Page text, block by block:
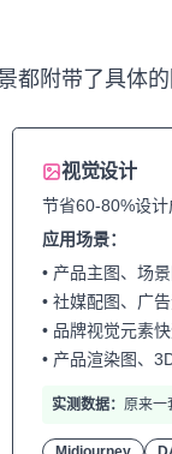
附带了具体的
视觉设计
节省60-80%设计
应用场景：
• 产品主图、场
• 社媒配图、广
• 品牌视觉元素
• 产品渲染图、
实测数据： 原来一